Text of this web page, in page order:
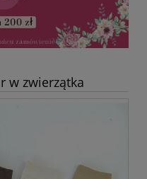
w zwierzątka